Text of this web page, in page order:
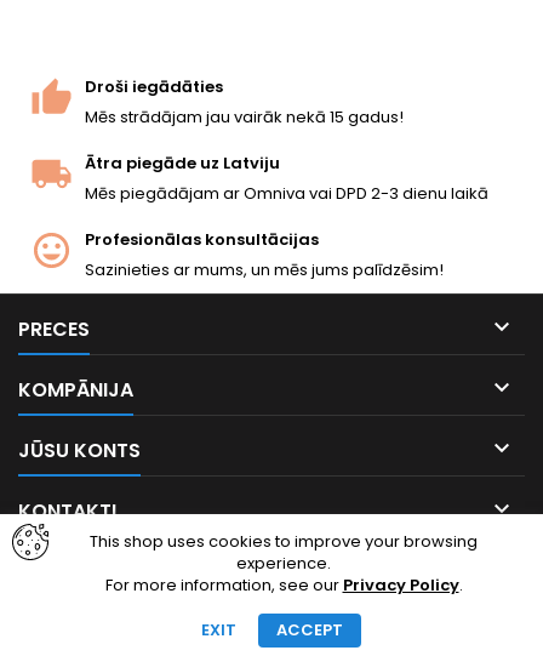
Droši iegādāties
Mēs strādājam jau vairāk nekā 15 gadus!
Ātra piegāde uz Latviju
Mēs piegādājam ar Omniva vai DPD 2-3 dienu laikā
Profesionālas konsultācijas
Sazinieties ar mums, un mēs jums palīdzēsim!
PRECES 
KOMPĀNIJA 
JŪSU KONTS 
KONTAKTI 
This shop uses cookies to improve your browsing
experience.
For more information, see our Privacy Policy.
EXIT
ACCEPT
FacebookInstagram
© Copyright 2026 cheapairsoft.eu. Visas tiesības aizsargātas.